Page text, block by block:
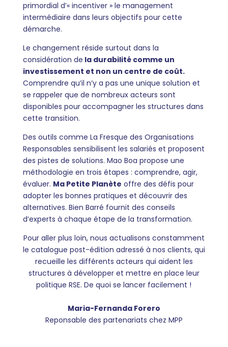
primordial d’« incentiver » le management
intermédiaire dans leurs objectifs pour cette
démarche.
Le changement réside surtout dans la
considération de la durabilité comme un
investissement et non un centre de coût.
Comprendre qu’il n’y a pas une unique solution et
se rappeler que de nombreux acteurs sont
disponibles pour accompagner les structures dans
cette transition.
Des outils comme La Fresque des Organisations
Responsables sensibilisent les salariés et proposent
des pistes de solutions. Mao Boa propose une
méthodologie en trois étapes : comprendre, agir,
évaluer. Ma Petite Planète offre des défis pour
adopter les bonnes pratiques et découvrir des
alternatives. Bien Barré fournit des conseils
d’experts à chaque étape de la transformation.
Pour aller plus loin, nous actualisons constamment
le catalogue post-édition adressé à nos clients, qui
recueille les différents acteurs qui aident les
structures à développer et mettre en place leur
politique RSE. De quoi se lancer facilement !
Maria-Fernanda Forero
Reponsable des partenariats chez MPP